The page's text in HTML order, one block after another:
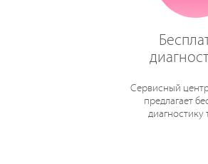
Сервисный
предлагает
диагностику